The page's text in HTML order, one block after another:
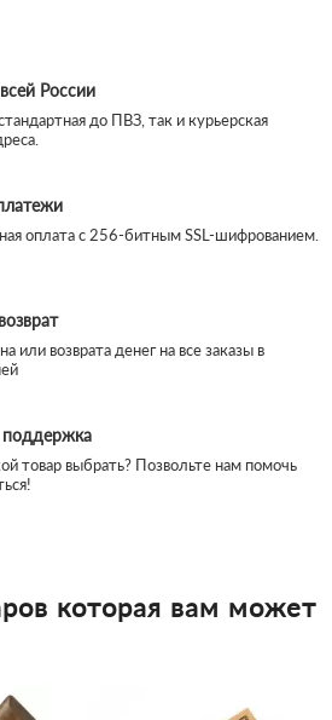
России
до ПВЗ, так и курьерская
оплата с 256-битным SSL-шифрованием.
или возврата денег на все заказы в
поддержка
товар выбрать? Позвольте нам помочь
которая вам может